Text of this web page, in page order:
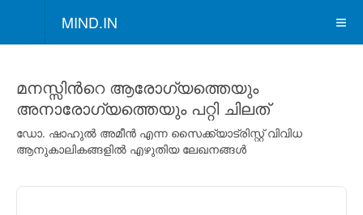
MIND.IN
മനസ്സിന്‍റെ ആരോഗ്യത്തെയും
അനാരോഗ്യത്തെയും പറ്റി ചിലത്
ഡോ. ഷാഹുല്‍ അമീന്‍ എന്ന സൈക്ക്യാട്രിസ്റ്റ് വിവിധ
ആനുകാലികങ്ങളില്‍ എഴുതിയ ലേഖനങ്ങള്‍